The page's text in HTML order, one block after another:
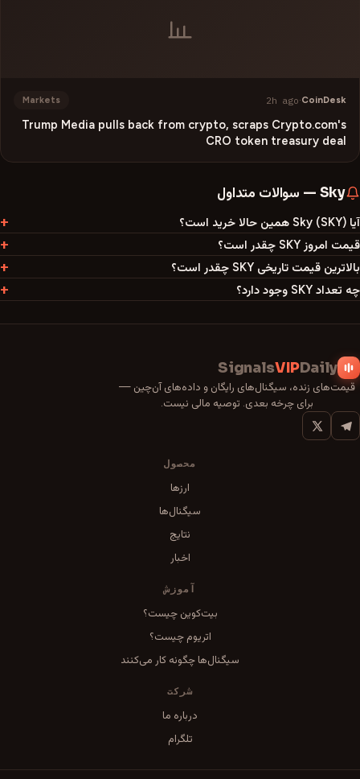
CoinDesk
·
2h ago
Markets
Trump Media pulls back from crypto, scraps Crypto.com's
CRO token treasury deal
Sky
— سوالات متداول
آیا Sky (SKY) همین حالا خرید است؟
قیمت امروز SKY چقدر است؟
بالاترین قیمت تاریخی SKY چقدر است؟
چه تعداد SKY وجود دارد؟
Daily
VIP
Signals
قیمت‌های زنده، سیگنال‌های رایگان و داده‌های آن‌چین —
برای چرخه بعدی. توصیه مالی نیست.
محصول
ارزها
سیگنال‌ها
نتایج
اخبار
آموزش
بیت‌کوین چیست؟
اتریوم چیست؟
سیگنال‌ها چگونه کار می‌کنند
شرکت
درباره ما
تلگرام